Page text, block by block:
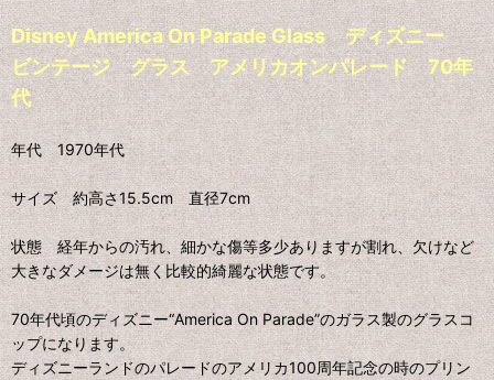
Disney America On Parade Glass ディズニー
ビンテージ グラス アメリカオンパレード 70年
代
年代 1970年代
サイズ 約高さ15.5cm 直径7cm
状態 経年からの汚れ、細かな傷等多少ありますが割れ、欠けなど
大きなダメージは無く比較的綺麗な状態です。
70年代頃のディズニー“America On Parade”のガラス製のグラスコ
ップになります。
ディズニーランドのパレードのアメリカ100周年記念の時のプリン